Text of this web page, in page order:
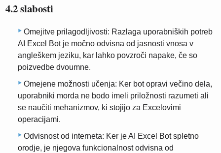
4.2 slabosti
Omejitve prilagodljivosti: Razlaga uporabniških potreb
AI Excel Bot je močno odvisna od jasnosti vnosa v
angleškem jeziku, kar lahko povzroči napake, če so
poizvedbe dvoumne.
Omejene možnosti učenja: Ker bot opravi večino dela,
uporabniki morda ne bodo imeli priložnosti razumeti ali
se naučiti mehanizmov, ki stojijo za Excelovimi
operacijami.
Odvisnost od interneta: Ker je AI Excel Bot spletno
orodje, je njegova funkcionalnost odvisna od